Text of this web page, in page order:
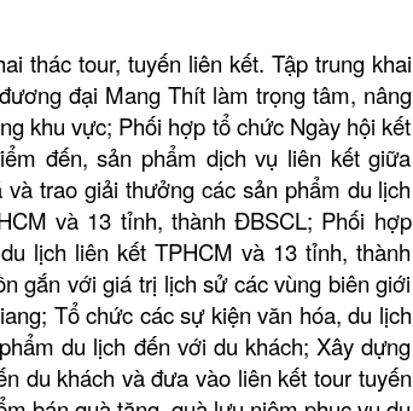
thác tour, tuyến liên kết. Tập trung khai
đại Mang Thít làm trọng tâm, nâng
khu vực; Phối hợp tổ chức Ngày hội kết
đến, sản phẩm dịch vụ liên kết giữa
trao giải thưởng các sản phẩm du lịch
và 13 tỉnh, thành ĐBSCL; Phối hợp
lịch liên kết TPHCM và 13 tỉnh, thành
gắn với giá trị lịch sử các vùng biên giới
Tổ chức các sự kiện văn hóa, du lịch
du lịch đến với du khách; Xây dựng
du khách và đưa vào liên kết tour tuyến